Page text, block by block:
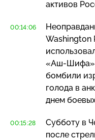
активов
00:14:06
Washington
«Аш-Шифа»
бомбили
голода в
днем
00:15:28
Субботу в
после